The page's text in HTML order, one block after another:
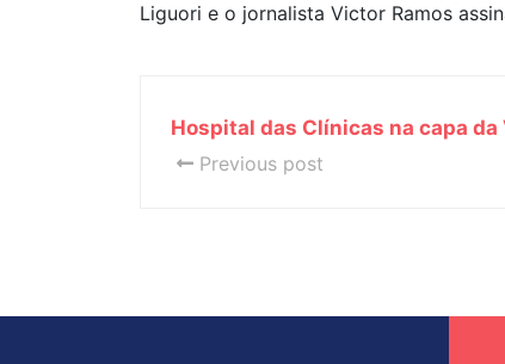
Liguori e o jornalista Victor Ramos
Hospital das Clínicas na capa da
Previous post